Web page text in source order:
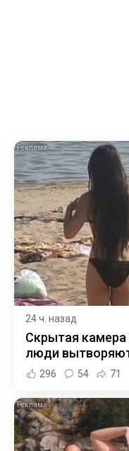
24 ч. назад
Скрытая
люди
296 54 71